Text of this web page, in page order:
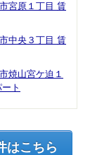
市宮原１丁目 賃
市中央３丁目 賃
焼山宮ケ迫１
ト
はこちら